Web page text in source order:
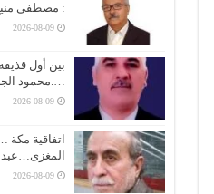
: مصطفى
2026-08-09
بين أول
….محمود
2026-08-09
اتفاقية مكة
المغزى…عبد
2026-08-09